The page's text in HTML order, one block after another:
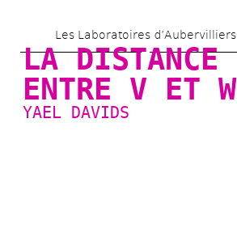
au
contenu
principal
Les Laboratoires d’Aubervilliers
LA DISTANCE
ENTRE V ET W
YAEL DAVIDS